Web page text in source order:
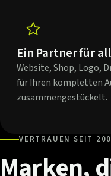
Ein Partner für
Website, Shop, Logo,
für Ihren kompletten
zusammengestückelt.
VERTRAUEN SEIT
Marken,